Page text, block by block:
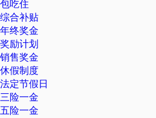
包吃住
综合补贴
年终奖金
奖励计划
销售奖金
休假制度
法定节假日
三险一金
五险一金